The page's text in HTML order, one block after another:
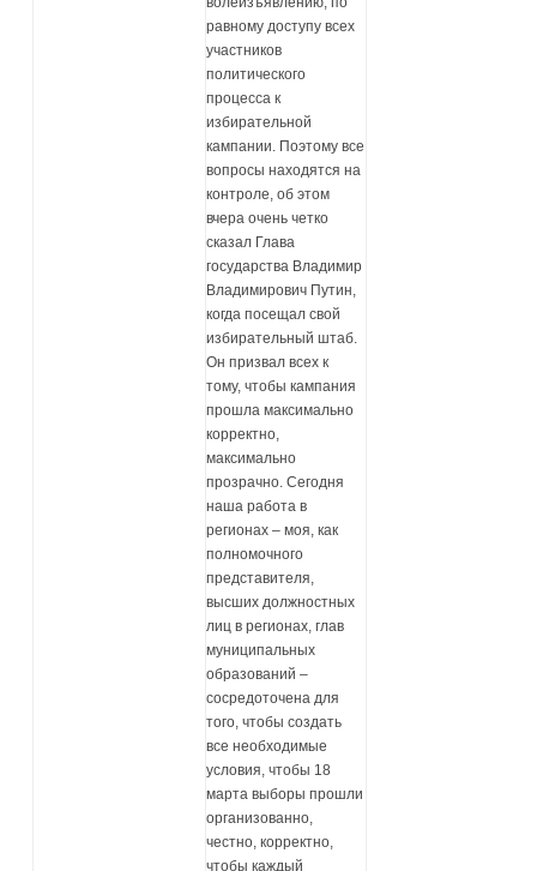
равному доступу всех
участников
политического
процесса к
избирательной
кампании. Поэтому все
вопросы находятся на
контроле, об этом
вчера очень четко
сказал Глава
государства Владимир
Владимирович Путин,
когда посещал свой
избирательный штаб.
Он призвал всех к
тому, чтобы кампания
прошла максимально
корректно,
максимально
прозрачно. Сегодня
наша работа в
регионах – моя, как
полномочного
представителя,
высших должностных
лиц в регионах, глав
муниципальных
образований –
сосредоточена для
того, чтобы создать
все необходимые
условия, чтобы 18
марта выборы прошли
организованно,
честно, корректно,
чтобы каждый